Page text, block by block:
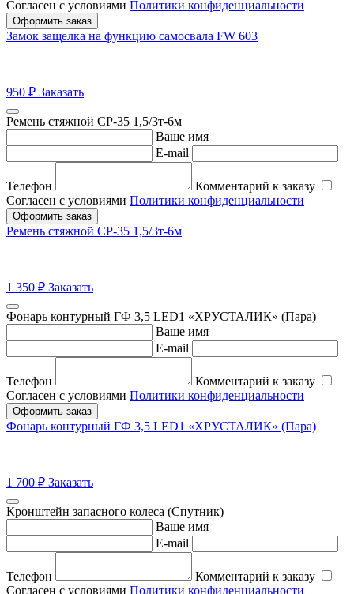
Согласен с условиями Политики конфиденциальности
Оформить заказ
Замок защелка на функцию самосвала FW 603
950 ₽ Заказать
Ремень стяжной СР-35 1,5/3т-6м
Ваше имя
E-mail
Телефон
Комментарий к заказу
Согласен с условиями Политики конфиденциальности
Оформить заказ
Ремень стяжной СР-35 1,5/3т-6м
1 350 ₽ Заказать
Фонарь контурный ГФ 3,5 LED1 «ХРУСТАЛИК» (Пара)
Ваше имя
E-mail
Телефон
Комментарий к заказу
Согласен с условиями Политики конфиденциальности
Оформить заказ
Фонарь контурный ГФ 3,5 LED1 «ХРУСТАЛИК» (Пара)
1 700 ₽ Заказать
Кронштейн запасного колеса (Спутник)
Ваше имя
E-mail
Телефон
Комментарий к заказу
Согласен с условиями Политики конфиденциальности